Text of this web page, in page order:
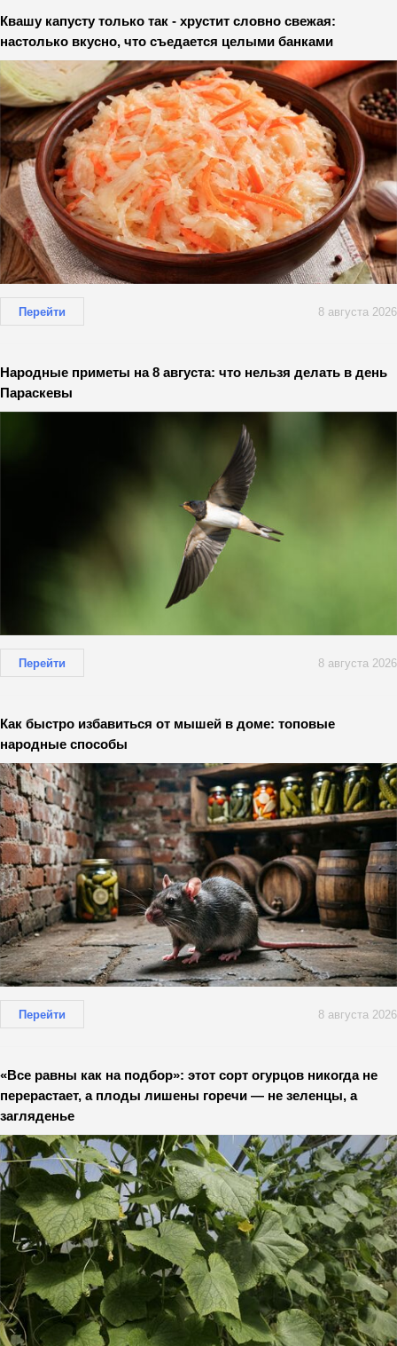
Квашу капусту только так - хрустит словно свежая:
настолько вкусно, что съедается целыми банками
Перейти 8 августа 2026
Народные приметы на 8 августа: что нельзя делать в день
Параскевы
Перейти 8 августа 2026
Как быстро избавиться от мышей в доме: топовые
народные способы
Перейти 8 августа 2026
«Все равны как на подбор»: этот сорт огурцов никогда не
перерастает, а плоды лишены горечи — не зеленцы, а
загляденье